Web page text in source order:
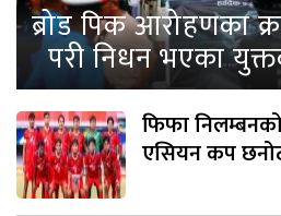
ब्रोड पिक आरोहणका
परी निधन भएका
फिफा
एसियन कप